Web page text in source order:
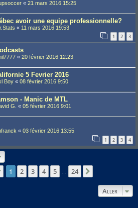
« 21 mars 2016 15:25
avoir une equipe professionnelle?
« 11 mars 2016 19:53
1 2 3
« 20 février 2016 12:23
5 Fevrier 2016
Boy « 08 février 2016 9:50
- Manic de MTL
G. « 05 février 2016 9:01
« 03 février 2016 13:55
1 2 3 4
Page sur 24
1 2 3 4 5 24
Aller